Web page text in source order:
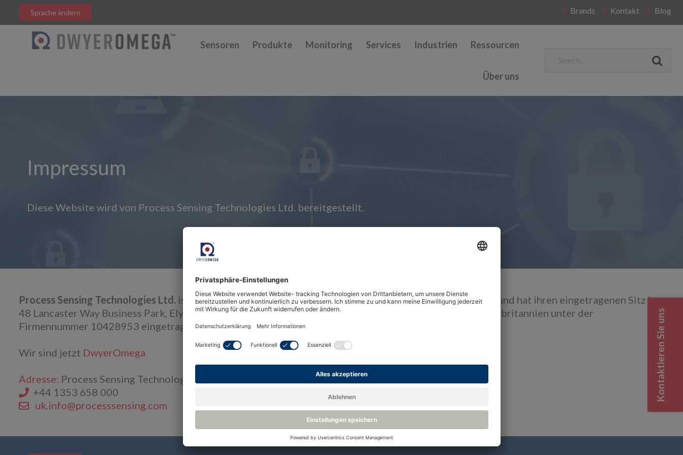
Brands Kontakt Blog
Sprache ändern
Sensoren Produkte Monitoring Services Industrien Ressourcen
Über uns
Impressum
Diese Website wird von Process Sensing Technologies Ltd. bereitgestellt.
Process Sensing Technologies Ltd. ist eine Gesellschaft mit beschränkter Haftung nach britischem Recht und hat ihren eingetragenen Sitz in
48 Lancaster Way Business Park, Ely, England, CB6 3NW. Das Unternehmen ist im Handelsregister in Großbritannien unter der
Firmennummer 10428953 eingetragen.
Wir sind jetzt DwyerOmega
Adresse: Process Sensing Technologies Ltd., 48 Lancaster Way Business Park, Ely, England, CB6 3NW
+44 1353 658 000
uk.info@processsensing.com
Kontaktieren Sie uns